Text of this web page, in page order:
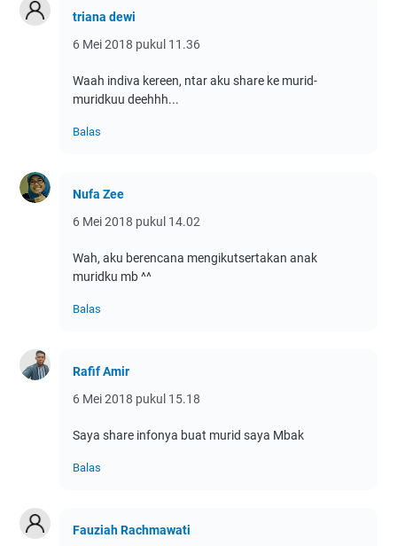
triana dewi
6 Mei 2018 pukul 11.36
Waah indiva kereen, ntar aku share ke murid-
muridkuu deehhh...
Balas
Nufa Zee
6 Mei 2018 pukul 14.02
Wah, aku berencana mengikutsertakan anak
muridku mb ^^
Balas
Rafif Amir
6 Mei 2018 pukul 15.18
Saya share infonya buat murid saya Mbak
Balas
Fauziah Rachmawati